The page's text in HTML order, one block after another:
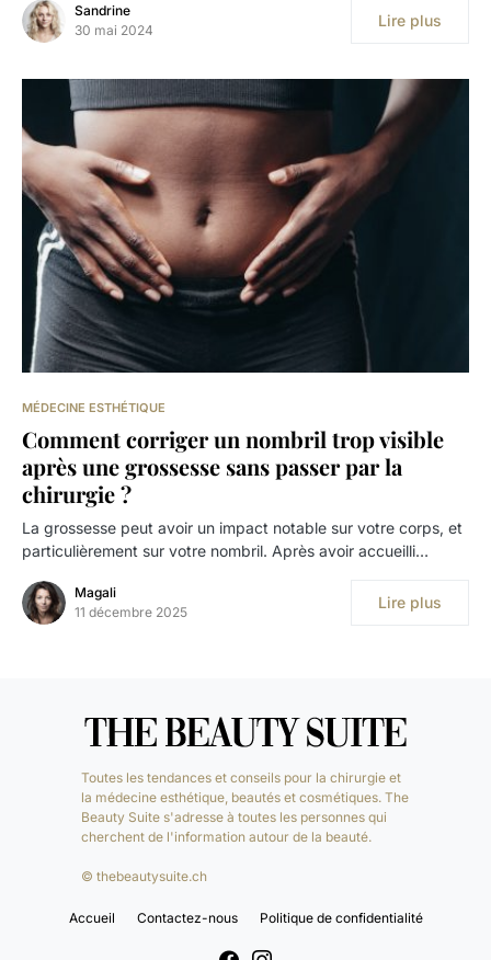
Sandrine
30 mai 2024
Lire plus
MÉDECINE ESTHÉTIQUE
Comment corriger un nombril trop visible
après une grossesse sans passer par la
chirurgie ?
La grossesse peut avoir un impact notable sur votre corps, et
particulièrement sur votre nombril. Après avoir accueilli…
Magali
11 décembre 2025
Lire plus
Toutes les tendances et conseils pour la chirurgie et
la médecine esthétique, beautés et cosmétiques. The
Beauty Suite s'adresse à toutes les personnes qui
cherchent de l'information autour de la beauté.
© thebeautysuite.ch
Accueil Contactez-nous Politique de confidentialité